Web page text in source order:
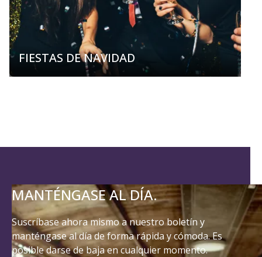
FIESTAS DE NAVIDAD
MANTÉNGASE AL DÍA.
Suscríbase ahora mismo a nuestro boletín y
manténgase al día de forma rápida y cómoda. Es
posible darse de baja en cualquier momento.